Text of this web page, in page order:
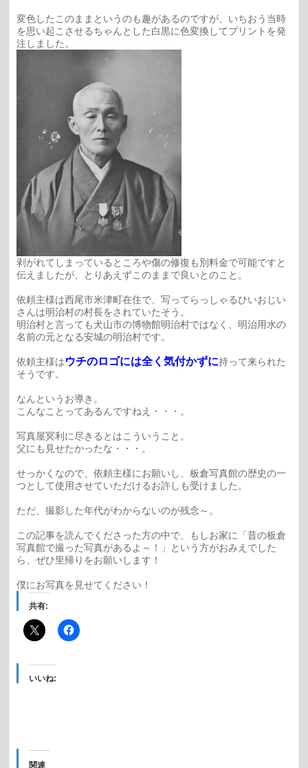
変色したこのままというのも趣があるのですが、いちおう当時
を思い起こさせるちゃんとした白黒に色変換してプリントを発
注しました。
剥がれてしまっているところや傷の修復も別料金で可能ですと
伝えましたが、とりあえずこのままで良いとのこと。
依頼主様は西尾市米津町在住で、写ってらっしゃるひいおじい
さんは明治村の村長をされていたそう。
明治村と言っても犬山市の博物館明治村ではなく、明治用水の
名前の元となる安城の明治村です。
依頼主様はウチのロゴには全く気付かずに持って来られた
そうです。
なんというお導き。
こんなことってあるんですねえ・・・。
写真屋冥利に尽きるとはこういうこと。
父にも見せたかったな・・・。
せっかくなので、依頼主様にお願いし、板倉写真館の歴史の一
つとして使用させていただけるお許しも受けました。
ただ、撮影した年代がわからないのが残念～。
この記事を読んでくださった方の中で、もしお家に「昔の板倉
写真館で撮った写真があるよ～！」という方がおみえでした
ら、ぜひ里帰りをお願いします！
僕にお写真を見せてください！
共有:
いいね:
関連